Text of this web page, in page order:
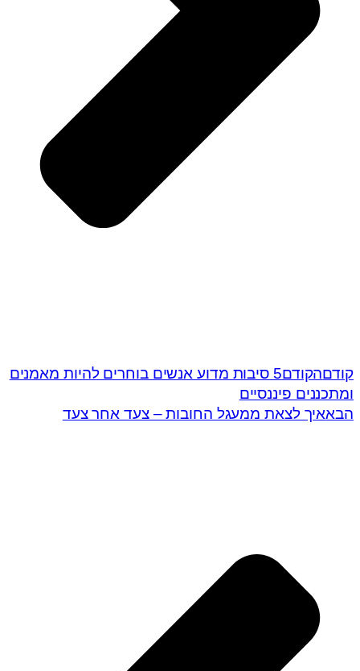
קודםהקודם
5 סיבות מדוע אנשים בוחרים להיות מאמנים
ומתכננים פיננסיים
הבאאיך לצאת ממעגל החובות – צעד אחר צעד